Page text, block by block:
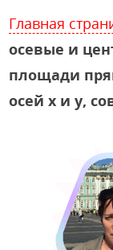
Главная
осевые и
площади
осей х и у,